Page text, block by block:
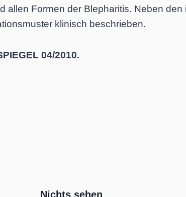
allen Formen der Blepharitis. Neben
klinisch beschrieben.
04/2010.
Nichts sehen